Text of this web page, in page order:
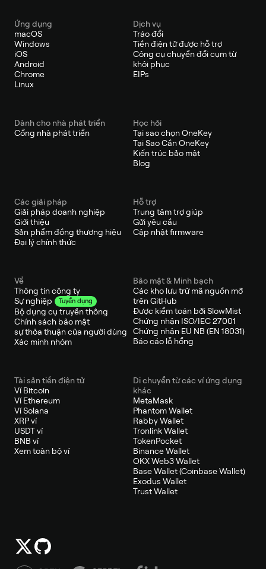
Ứng dụng
macOS
Windows
iOS
Android
Chrome
Linux
Dịch vụ
Tráo đổi
Tiền điện tử được hỗ trợ
Công cụ chuyển đổi cụm từ
khôi phục
EIPs
Dành cho nhà phát triển
Cổng nhà phát triển
Học hỏi
Tại sao chọn OneKey
Tại Sao Cần OneKey
Kiến trúc bảo mật
Blog
Các giải pháp
Giải pháp doanh nghiệp
Giới thiệu
Sản phẩm đồng thương hiệu
Đại lý chính thức
Hỗ trợ
Trung tâm trợ giúp
Gửi yêu cầu
Cập nhật firmware
Về
Thông tin công ty
Sự nghiệp
Tuyển dụng
Bộ dụng cụ truyền thông
Chính sách bảo mật
sự thỏa thuận của người dùng
Xác minh nhóm
Bảo mật & Minh bạch
Các kho lưu trữ mã nguồn mở
trên GitHub
Được kiểm toán bởi SlowMist
Chứng nhận ISO/IEC 27001
Chứng nhận EU NB (EN 18031)
Báo cáo lỗ hổng
Tài sản tiền điện tử
Ví Bitcoin
Ví Ethereum
Ví Solana
XRP ví
USDT ví
BNB ví
Xem toàn bộ ví
Di chuyển từ các ví ứng dụng
khác
MetaMask
Phantom Wallet
Rabby Wallet
Tronlink Wallet
TokenPocket
Binance Wallet
OKX Web3 Wallet
Base Wallet (Coinbase Wallet)
Exodus Wallet
Trust Wallet